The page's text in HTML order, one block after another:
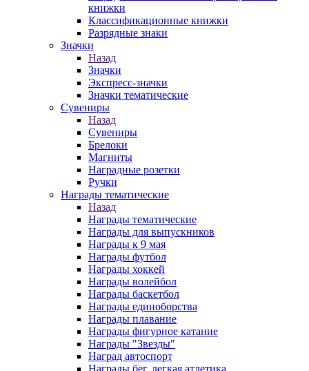
книжки
Классификационные книжки
Разрядные знаки
Значки
Назад
Значки
Экспресс-значки
Значки тематические
Сувениры
Назад
Сувениры
Брелоки
Магниты
Наградные розетки
Ручки
Награды тематические
Назад
Награды тематические
Награды для выпускников
Награды к 9 мая
Награды футбол
Награды хоккей
Награды волейбол
Награды баскетбол
Награды единоборства
Награды плавание
Награды фигурное катание
Награды "Звезды"
Наград автоспорт
Награды бег, легкая атлетика